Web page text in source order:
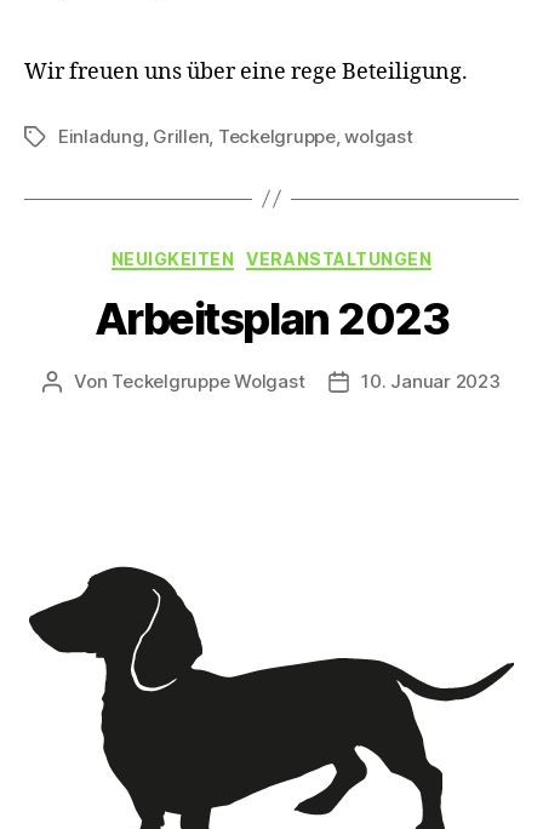
Wir freuen uns über eine rege Beteiligung.
Schlagwörter
Einladung Grillen Teckelgruppe,wolgast
Kategorien
NEUIGKEITEN VERANSTALTUNGEN
Arbeitsplan 2023
Beitragsautor
Von Teckelgruppe Wolgast 10. Januar 2023